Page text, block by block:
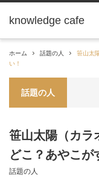
knowledge cafe
ホーム 話題の人
笹山太
い！
話題の人
笹山太陽（カラ
どこ？あやこが
話題の人